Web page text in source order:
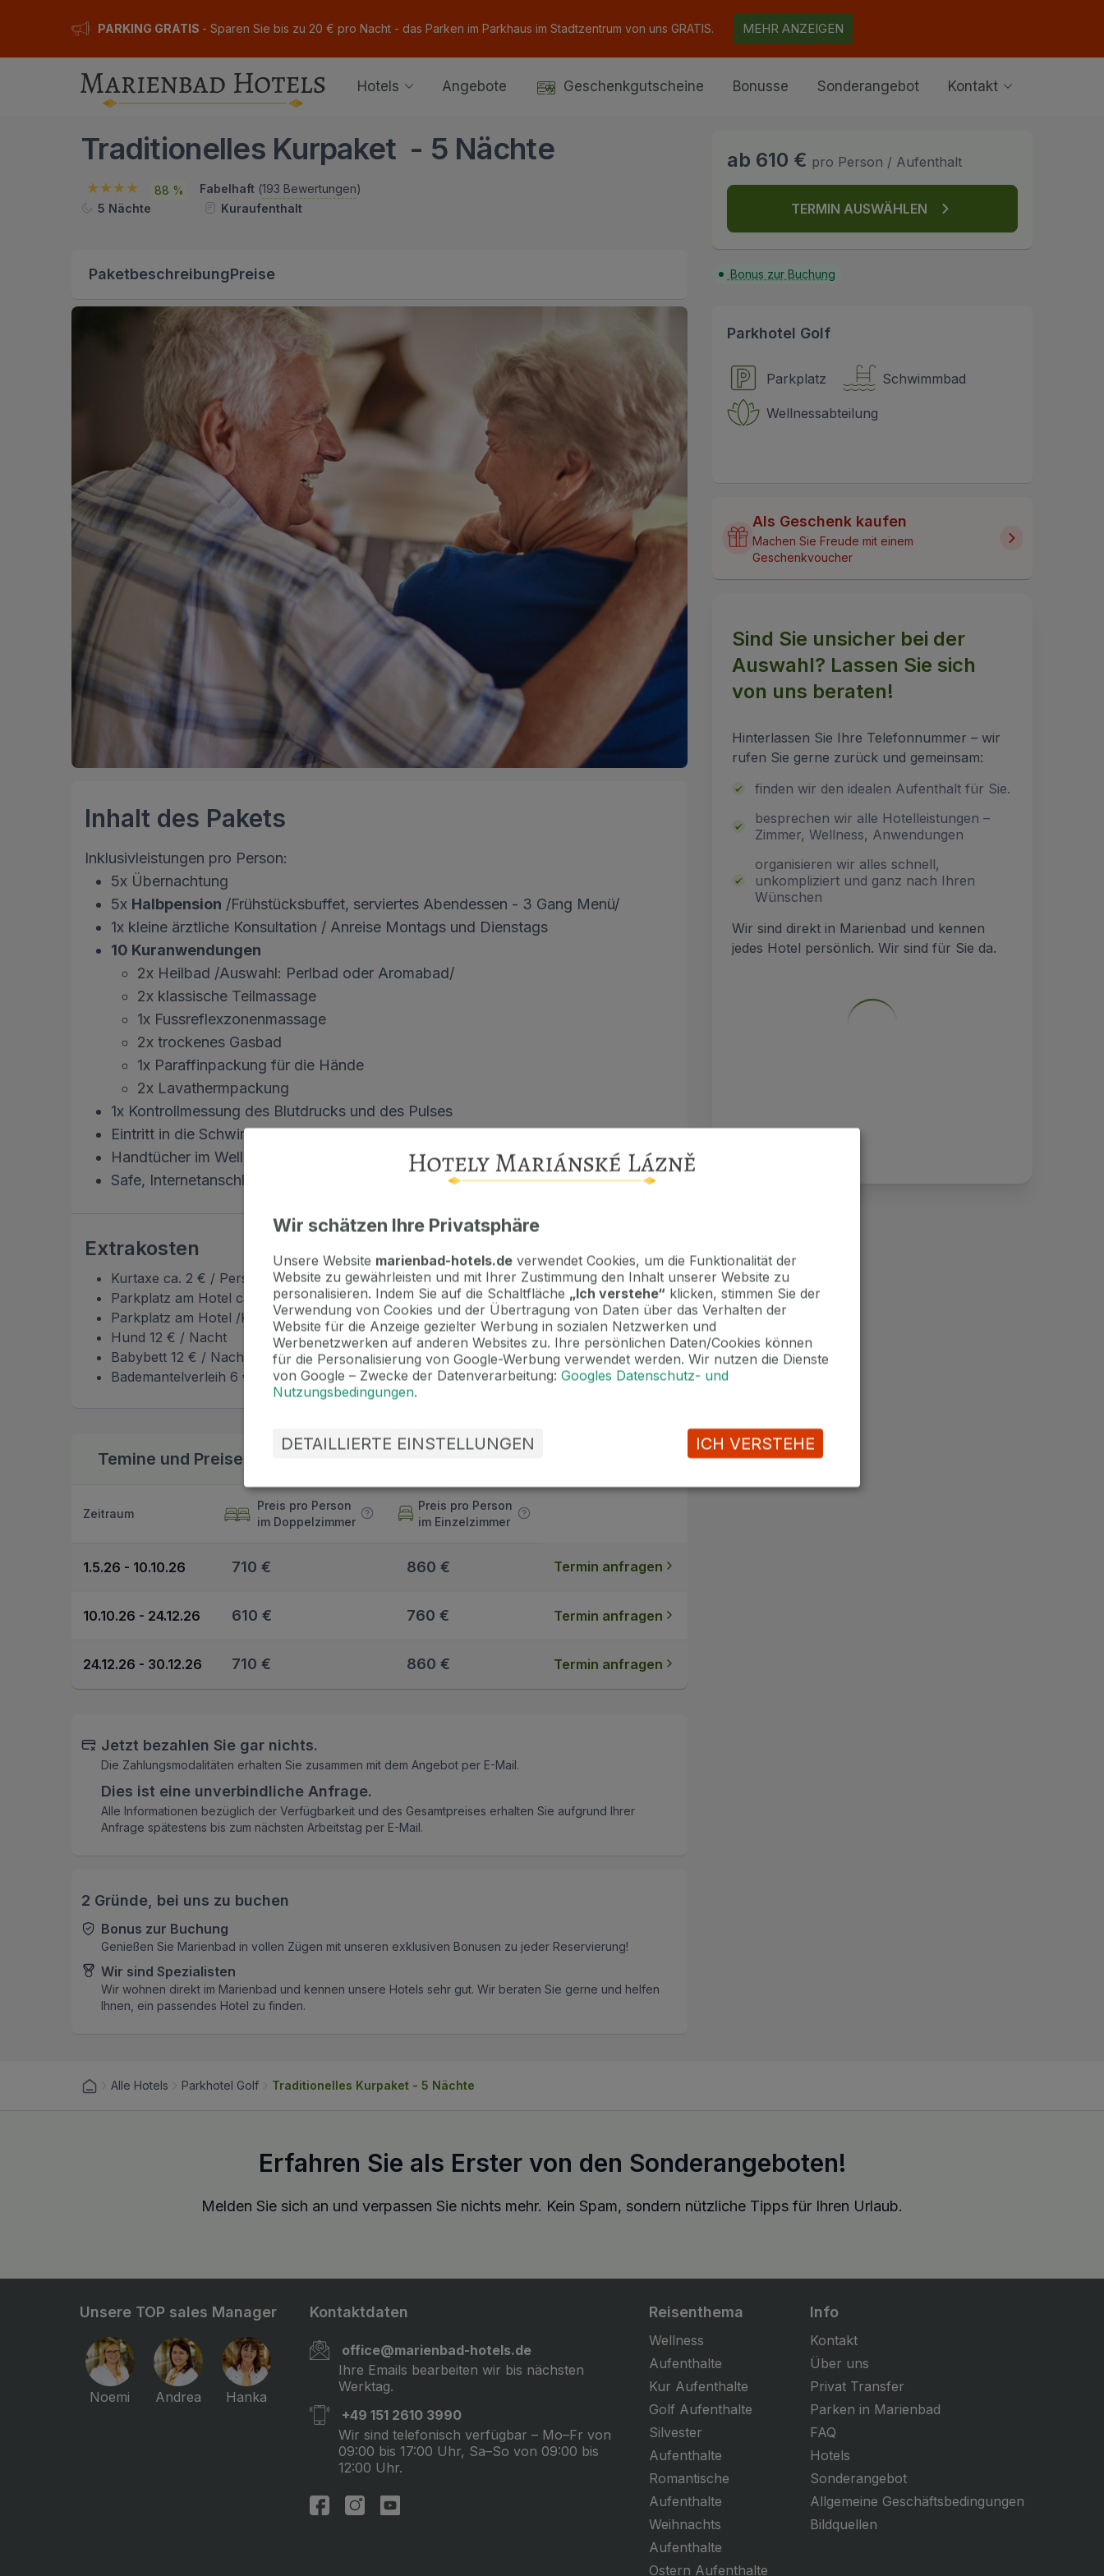
PARKING GRATIS - Sparen Sie bis zu 20 € pro Nacht - das Parken im Parkhaus im Stadtzentrum von uns GRATIS. MEHR ANZEIGEN
Hotels Angebote Geschenkgutscheine Bonusse Sonderangebot Kontakt
Traditionelles Kurpaket - 5 Nächte
88 % Fabelhaft (193 Bewertungen)
5 Nächte
Kuraufenthalt
ab 610 € pro Person / Aufenthalt
TERMIN AUSWÄHLEN
PaketbeschreibungPreise
Inhalt des Pakets
Inklusivleistungen pro Person:
5x Übernachtung
5x Halbpension /Frühstücksbuffet, serviertes Abendessen - 3 Gang Menü/
1x kleine ärztliche Konsultation / Anreise Montags und Dienstags
10 Kuranwendungen
2x Heilbad /Auswahl: Perlbad oder Aromabad/
2x klassische Teilmassage
1x Fussreflexzonenmassage
2x trockenes Gasbad
1x Paraffinpackung für die Hände
2x Lavathermpackung
1x Kontrollmessung des Blutdrucks und des Pulses
Eintritt in die Schwimmhalle mit Wasserstrahl
Handtücher im Wellnessbereich, Ruheraum mit Liegen, Bademantel, Slipper
Safe, Internetanschluss im Zimmer, WLAN
Extrakosten
Kurtaxe ca. 2 € / Person / Nacht
Parkplatz am Hotel ca 8 € / Nacht
Parkplatz am Hotel /Kuraufenthalte ab 14 Nächte 4 € / Nacht
Hund 12 € / Nacht
Babybett 12 € / Nacht
Bademantelverleih 6 € / Person / Nacht
Temine und Preise
Zeitraum
Preis pro Person
im Doppelzimmer
Preis pro Person
im Einzelzimmer
1.5.26 - 10.10.26 710 € 860 € Termin anfragen
10.10.26 - 24.12.26 610 € 760 € Termin anfragen
24.12.26 - 30.12.26 710 € 860 € Termin anfragen
Bonus zur Buchung
Parkhotel Golf
Parkplatz Schwimmbad
Wellnessabteilung
Als Geschenk kaufen
Machen Sie Freude mit einem
Geschenkvoucher
Sind Sie unsicher bei der
Auswahl? Lassen Sie sich
von uns beraten!
Hinterlassen Sie Ihre Telefonnummer – wir
rufen Sie gerne zurück und gemeinsam:
finden wir den idealen Aufenthalt für Sie.
besprechen wir alle Hotelleistungen –
Zimmer, Wellness, Anwendungen
organisieren wir alles schnell,
unkompliziert und ganz nach Ihren
Wünschen
Wir sind direkt in Marienbad und kennen
jedes Hotel persönlich. Wir sind für Sie da.
Jetzt bezahlen Sie gar nichts.
Die Zahlungsmodalitäten erhalten Sie zusammen mit dem Angebot per E-Mail.
Dies ist eine unverbindliche Anfrage.
Alle Informationen bezüglich der Verfügbarkeit und des Gesamtpreises erhalten Sie aufgrund Ihrer
Anfrage spätestens bis zum nächsten Arbeitstag per E-Mail.
2 Gründe, bei uns zu buchen
Bonus zur Buchung
Genießen Sie Marienbad in vollen Zügen mit unseren exklusiven Bonusen zu jeder Reservierung!
Wir sind Spezialisten
Wir wohnen direkt im Marienbad und kennen unsere Hotels sehr gut. Wir beraten Sie gerne und helfen
Ihnen, ein passendes Hotel zu finden.
Alle Hotels Parkhotel Golf Traditionelles Kurpaket - 5 Nächte
Erfahren Sie als Erster von den Sonderangeboten!
Melden Sie sich an und verpassen Sie nichts mehr. Kein Spam, sondern nützliche Tipps für Ihren Urlaub.
Unsere TOP sales Manager
Noemi Andrea Hanka
Kontaktdaten
office@marienbad-hotels.de
Ihre Emails bearbeiten wir bis nächsten
Werktag.
+49 151 2610 3990
Wir sind telefonisch verfügbar – Mo–Fr von
09:00 bis 17:00 Uhr, Sa–So von 09:00 bis
12:00 Uhr.
Reisenthema
Wellness
Aufenthalte
Kur Aufenthalte
Golf Aufenthalte
Silvester
Aufenthalte
Romantische
Aufenthalte
Weihnachts
Aufenthalte
Ostern Aufenthalte
Info
Kontakt
Über uns
Privat Transfer
Parken in Marienbad
FAQ
Hotels
Sonderangebot
Allgemeine Geschäftsbedingungen
Bildquellen
Wir schätzen Ihre Privatsphäre
Unsere Website marienbad-hotels.de verwendet Cookies, um die Funktionalität der
Website zu gewährleisten und mit Ihrer Zustimmung den Inhalt unserer Website zu
personalisieren. Indem Sie auf die Schaltfläche „Ich verstehe“ klicken, stimmen Sie der
Verwendung von Cookies und der Übertragung von Daten über das Verhalten der
Website für die Anzeige gezielter Werbung in sozialen Netzwerken und
Werbenetzwerken auf anderen Websites zu. Ihre persönlichen Daten/Cookies können
für die Personalisierung von Google-Werbung verwendet werden. Wir nutzen die Dienste
von Google – Zwecke der Datenverarbeitung: Googles Datenschutz- und
Nutzungsbedingungen.
DETAILLIERTE EINSTELLUNGEN ICH VERSTEHE